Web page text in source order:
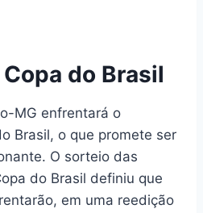
do Brasil
MG enfrentará o
Brasil, o que promete ser
O sorteio das
do Brasil definiu que
em uma reedição